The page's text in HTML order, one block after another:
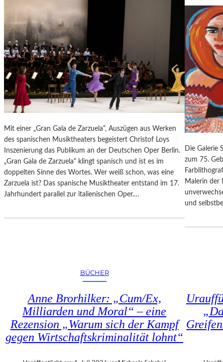
O
N
Z
E
R
K
R
I
I
K
–
A
U
S
B
L
Z
A
R
T
H
V
I
L
I
I
N
B
E
L
N
–
A
U
S
S
D
O
U
Mit einer „Gran Gala de Zarzuela“, Auszügen aus Werken
des spanischen Musiktheaters begeistert Christof Loys
Inszenierung das Publikum an der Deutschen Oper Berlin.
„Gran Gala de Zarzuela“ klingt spanisch und ist es im
doppelten Sinne des Wortes. Wer weiß schon, was eine
Zarzuela ist? Das spanische Musiktheater entstand im 17.
Jahrhundert parallel zur italienischen Oper.…
Die Galerie
zum 75.
Malerin der
und
BÜCHER
Anne Brorhilker: „Cum/Ex,
Milliarden und Moral“ – eine
Rezension „Warum sich der Kampf
gegen Wirtschaftskriminalität lohnt“